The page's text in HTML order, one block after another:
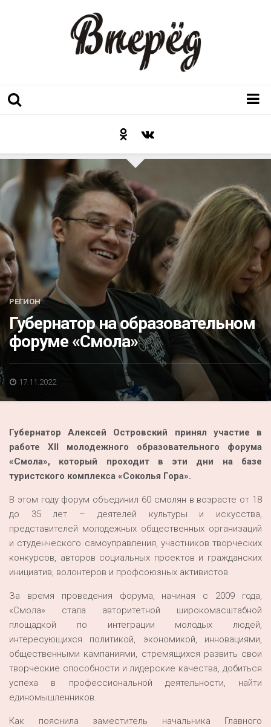
Послесловие к празднику
Неожиданный ракурс
Контакты
Люди родного края
Акция
К 70-летию районного Дома культуры
Конкурс
Люди родного края
Перепись — 2020
РЕГИОН
Губернатор на образовательном
форуме «Смола»
17.11.2022
Губернатор Алексей Островский принял участие в
работе XII молодежного образовательного форума
«Смола», который проходит в эти дни на базе
туристского комплекса «Соколья Гора».
В этом году форум объединил 60 смолян в возрасте от 18
до 35 лет – деятелей культуры и искусства,
представителей молодежных общественных организаций
и студенческого самоуправления, участников творческих
конкурсов, авторов социальных проектов и гражданских
инициатив, волонтеров и профсоюзных активистов.
За время проведения форума, начиная с 2009 года,
«Смола» стала авторитетной широкомасштабной
площадкой по интеграции молодых людей,
интересующихся политикой, экономикой, инновациями,
общественными кампаниями, стремящихся развить свои
творческие способности и лидерские качества, добиться
успеха в профессиональной деятельности, найти
единомышленников.
Как пояснила заместитель начальника Главного